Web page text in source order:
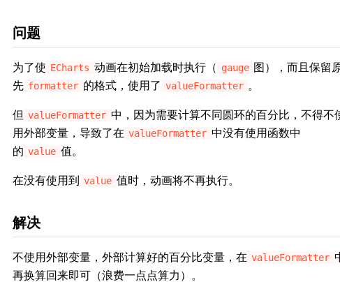
问题
为了使 ECharts 动画在初始加载时执行（ gauge 图），而且保留
先 formatter 的格式，使用了 valueFormatter 。
但 valueFormatter 中，因为需要计算不同圆环的百分比，不得不
用外部变量，导致了在 valueFormatter 中没有使用函数中
的 value 值。
在没有使用到 value 值时，动画将不再执行。
解决
不使用外部变量，外部计算好的百分比变量，在 valueFormatter
再换算回来即可（浪费一点点算力）。